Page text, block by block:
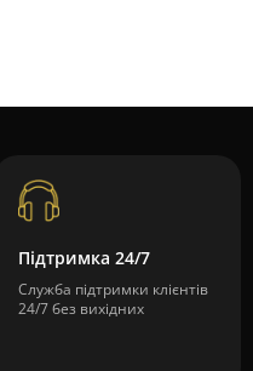
Підтримка 24/7
Служба підтримки клієнтів
24/7 без вихідних